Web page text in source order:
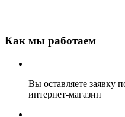
Как мы работаем
Вы оставляете заявку
интернет-магазин